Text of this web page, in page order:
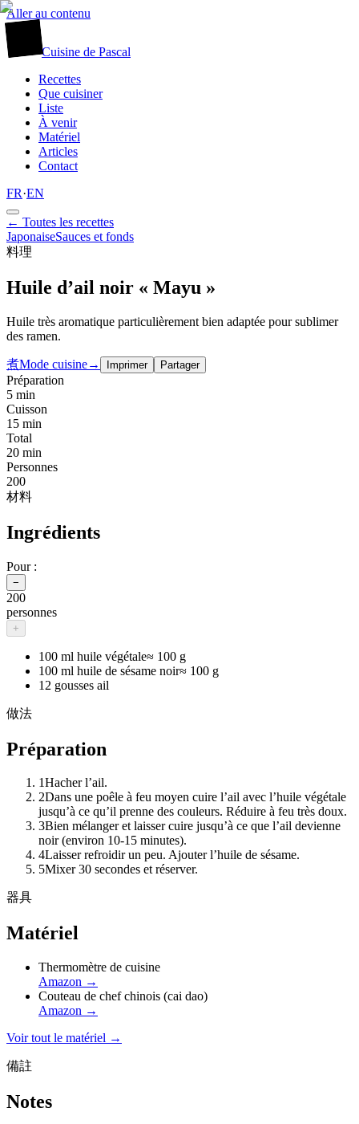
Aller au contenu
Cuisine de Pascal
Recettes
Que cuisiner
Liste
À venir
Matériel
Articles
Contact
FR·EN
← Toutes les recettes
JaponaiseSauces et fonds
料理
Huile d’ail noir « Mayu »
Huile très aromatique particulièrement bien adaptée pour sublimer
des ramen.
煮Mode cuisine→ Imprimer Partager
Préparation
5 min
Cuisson
15 min
Total
20 min
Personnes
200
材料
Ingrédients
Pour :
−
200
personnes
+
100 ml huile végétale≈ 100 g
100 ml huile de sésame noir≈ 100 g
12 gousses ail
做法
Préparation
1Hacher l’ail.
2Dans une poêle à feu moyen cuire l’ail avec l’huile végétale
jusqu’à ce qu’il prenne des couleurs. Réduire à feu très doux.
3Bien mélanger et laisser cuire jusqu’à ce que l’ail devienne
noir (environ 10-15 minutes).
4Laisser refroidir un peu. Ajouter l’huile de sésame.
5Mixer 30 secondes et réserver.
器具
Matériel
Thermomètre de cuisine
Amazon →
Couteau de chef chinois (cai dao)
Amazon →
Voir tout le matériel →
備註
Notes